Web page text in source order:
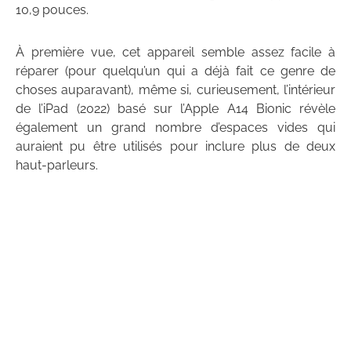
10,9 pouces.
À première vue, cet appareil semble assez facile à
réparer (pour quelqu’un qui a déjà fait ce genre de
choses auparavant), même si, curieusement, l’intérieur
de l’iPad (2022) basé sur l’Apple A14 Bionic révèle
également un grand nombre d’espaces vides qui
auraient pu être utilisés pour inclure plus de deux
haut-parleurs.